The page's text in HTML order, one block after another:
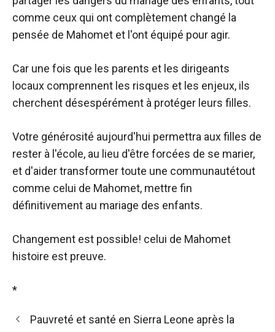
comme ceux qui ont complètement changé la
pensée de Mahomet et l'ont équipé pour agir.
Car une fois que les parents et les dirigeants
locaux comprennent les risques et les enjeux, ils
cherchent désespérément à protéger leurs filles.
Votre générosité aujourd'hui permettra aux filles de
rester à l'école, au lieu d'être forcées de se marier,
et d'aidertransformertoute une communautétout
comme celui de Mahomet, mettre fin
définitivement au mariage des enfants.
Changement est possible! celui de Mahomet
histoire est preuve.
*
Pauvreté et santé en Sierra Leone après la